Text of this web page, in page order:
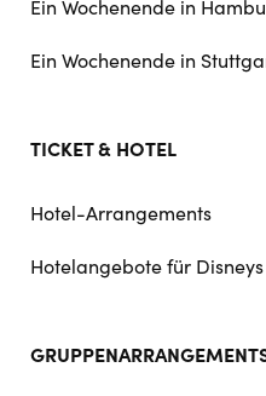
Ein Wochenende in
Ein Wochenende in
TICKET & HOTEL
Hotel-Arrangements
Hotelangebote für